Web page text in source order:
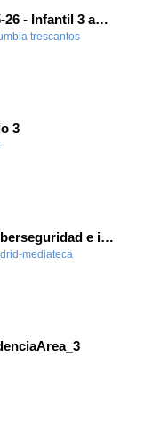
Festival Navidad 2025-26 - Infantil 3 años
trescantos-
3
Aránzazu Herráez: Ciberseguridad e innovación: Protegiendo y transformando la vida digital
mediateca